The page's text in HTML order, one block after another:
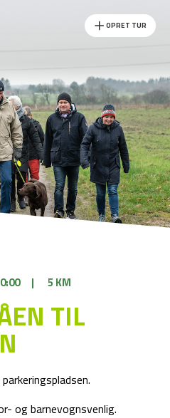
OPRET TUR
| 5 KM
TIL
og barnevognsvenlig.